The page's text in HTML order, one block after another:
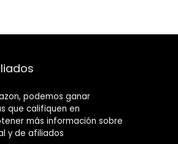
podemos ganar
que califiquen en
más información sobre
y de afiliados